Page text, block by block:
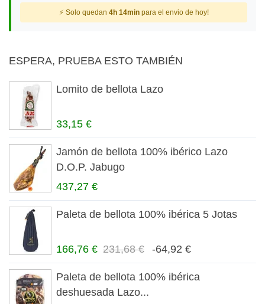
⚡ Solo quedan 4h 14minpara el envio de hoy!
ESPERA, PRUEBA ESTO TAMBIÉN
Lomito de bellota Lazo
33,15 €
Jamón de bellota 100% ibérico Lazo
D.O.P. Jabugo
437,27 €
Paleta de bellota 100% ibérica 5 Jotas
166,76 € 231,68 € -64,92 €
Paleta de bellota 100% ibérica
deshuesada Lazo...